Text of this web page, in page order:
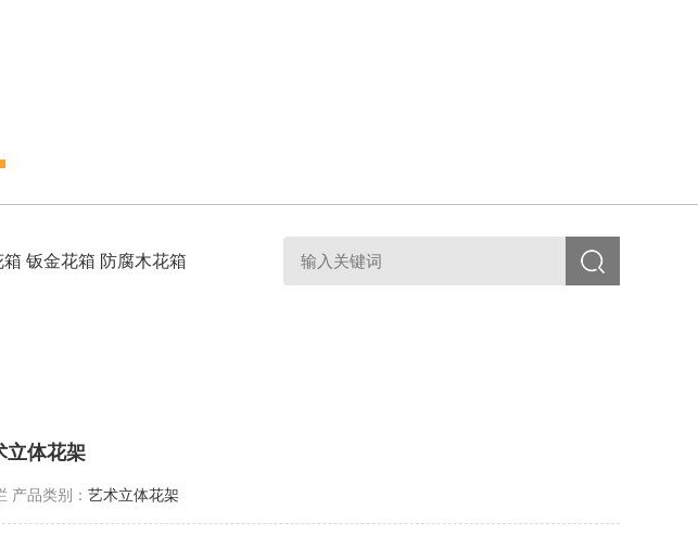
箱 钣金花箱 防腐木花箱
立体花架
产品类别： 艺术立体花架